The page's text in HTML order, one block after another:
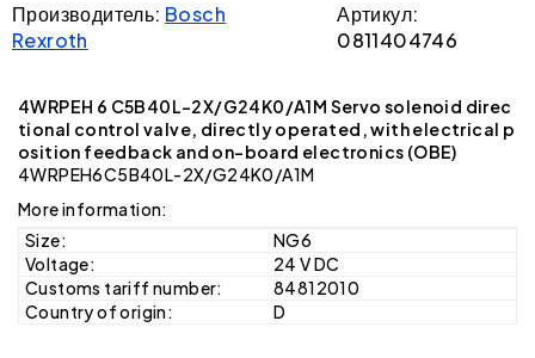
Производитель: Bosch
Rexroth
Артикул:
0811404746
4WRPEH 6 C5B40L-2X/G24K0/A1M Servo solenoid direc
tional control valve, directly operated, with electrical p
osition feedback and on-board electronics (OBE)
4WRPEH6C5B40L-2X/G24K0/A1M
More information:
Size:
NG6
Voltage:
24 V DC
Customs tariff number:
84812010
Country of origin:
D